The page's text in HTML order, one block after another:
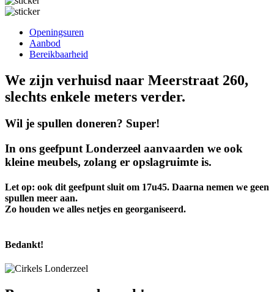
Openingsuren
Aanbod
Bereikbaarheid
We zijn verhuisd naar Meerstraat 260,
slechts enkele meters verder.
Wil je spullen doneren? Super!
In ons geefpunt Londerzeel aanvaarden we ook
kleine meubels, zolang er opslagruimte is.
Let op: ook dit geefpunt sluit om 17u45. Daarna nemen we geen
spullen meer aan.
Zo houden we alles netjes en georganiseerd.
Bedankt!